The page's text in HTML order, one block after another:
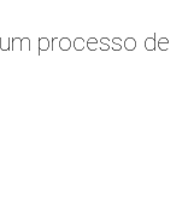
processo de